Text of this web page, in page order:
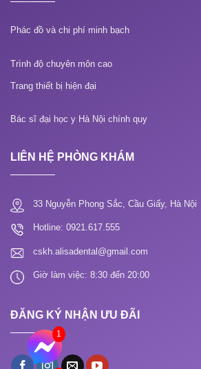
Phác đồ và chi phí minh bạch
Trình độ chuyên môn cao
Trang thiết bị hiện đại
Bác sĩ đại học y Hà Nội chính quy
LIÊN HỆ PHÒNG KHÁM
33 Nguyễn Phong Sắc, Cầu Giấy, Hà Nội
Hotline: 0921.617.555
cskh.alisadental@gmail.com
Giờ làm việc: 8:30 đến 20:00
ĐĂNG KÝ NHẬN ƯU ĐÃI
1